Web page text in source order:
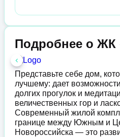
Подробнее о ЖК
Представьте себе дом,
лучшему: дает
долгих прогулок и
величественных гор и
Современный жилой
границе между Южным и
Новороссийска — это